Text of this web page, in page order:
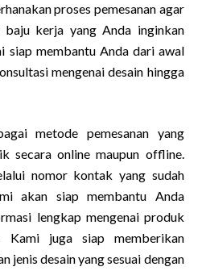
proses pemesanan agar
baju kerja yang Anda inginkan
siap membantu Anda dari awal
mengenai desain hingga
metode pemesanan yang
secara online maupun offline.
nomor kontak yang sudah
akan siap membantu Anda
lengkap mengenai produk
Kami juga siap memberikan
jenis desain yang sesuai dengan